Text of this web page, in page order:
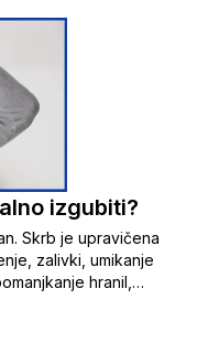
mešički še aktivni.
izgubiti?
Skrb je upravičena
zalivki, umikanje
hranil,